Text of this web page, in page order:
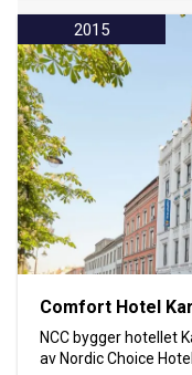
2015
Comfort Hotel
NCC bygger hotellet
av Nordic Choice